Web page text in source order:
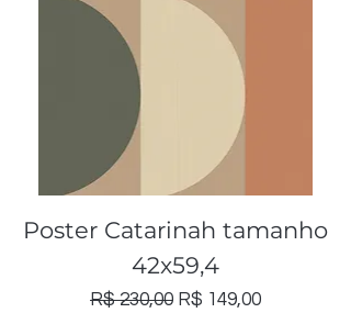
Poster Catarinah tamanho
42x59,4
Preço normal
R$ 230,00 Preço promocional
R$ 149,00